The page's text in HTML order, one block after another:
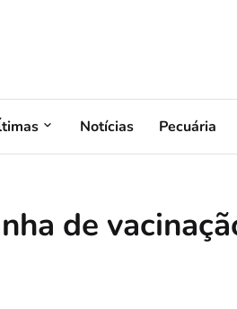
Notícias Pecuária
de